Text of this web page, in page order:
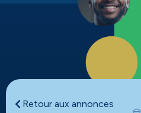
Retour aux annonces